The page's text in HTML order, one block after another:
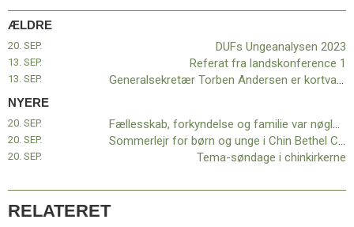
indlæg:
forkyndelse
og
familie
var
nøgleord
på
Sommerstævne
DUFs
Ungeanalysen
ÆLDRE
20. SEP. DUFs Ungeanalysen 2023
13. SEP. Referat fra landskonference 1
13. SEP. Generalsekretær Torben Andersen er kortvarigt sygemeldt
NYERE
Fællesskab, forkyndelse og familie var nøgleord på Sommerstævne ’23
20. SEP.
Sommerlejr for børn og unge i Chin Bethel Church, Skjern
20. SEP.
Tema-søndage i chinkirkerne
20. SEP.
RELATERET